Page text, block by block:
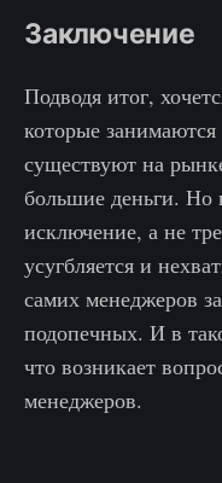
Заключение
Подводя итог,
которые
существуют на
большие деньги. Но
исключение, а не
усугбляется и
самих менеджеров
подопечных. И в
что возникает
менеджеров.